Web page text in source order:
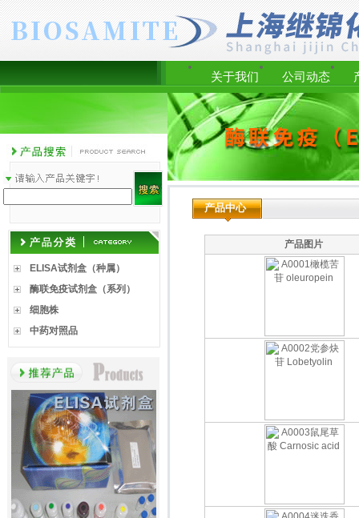
关于我们 公司动态
ELISA试剂盒（种属）
酶联免疫试剂盒（系列）
细胞株
中药对照品
产品中心
产品图片